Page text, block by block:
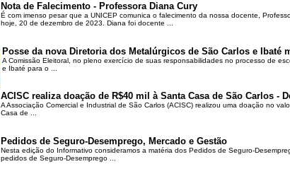
Nota de Falecimento - Professora Diana Cury
É com imenso pesar que a UNICEP comunica o falecimento da nossa docente,
hoje, 20 de dezembro de 2023. Diana foi docente ...
Posse da nova Diretoria dos Metalúrgicos de São Carlos e Ibaté
A Comissão Eleitoral, no pleno exercício de suas responsabilidades no processo de
e Ibaté para o ...
ACISC realiza doação de R$40 mil à Santa Casa de São Carlos -
A Associação Comercial e Industrial de São Carlos (ACISC) realizou uma doação no
Casa de ...
Pedidos de Seguro-Desemprego, Mercado e Gestão
Nesta edição do Informativo consideramos a matéria dos Pedidos de Seguro-
pedidos de Seguro-Desemprego ...